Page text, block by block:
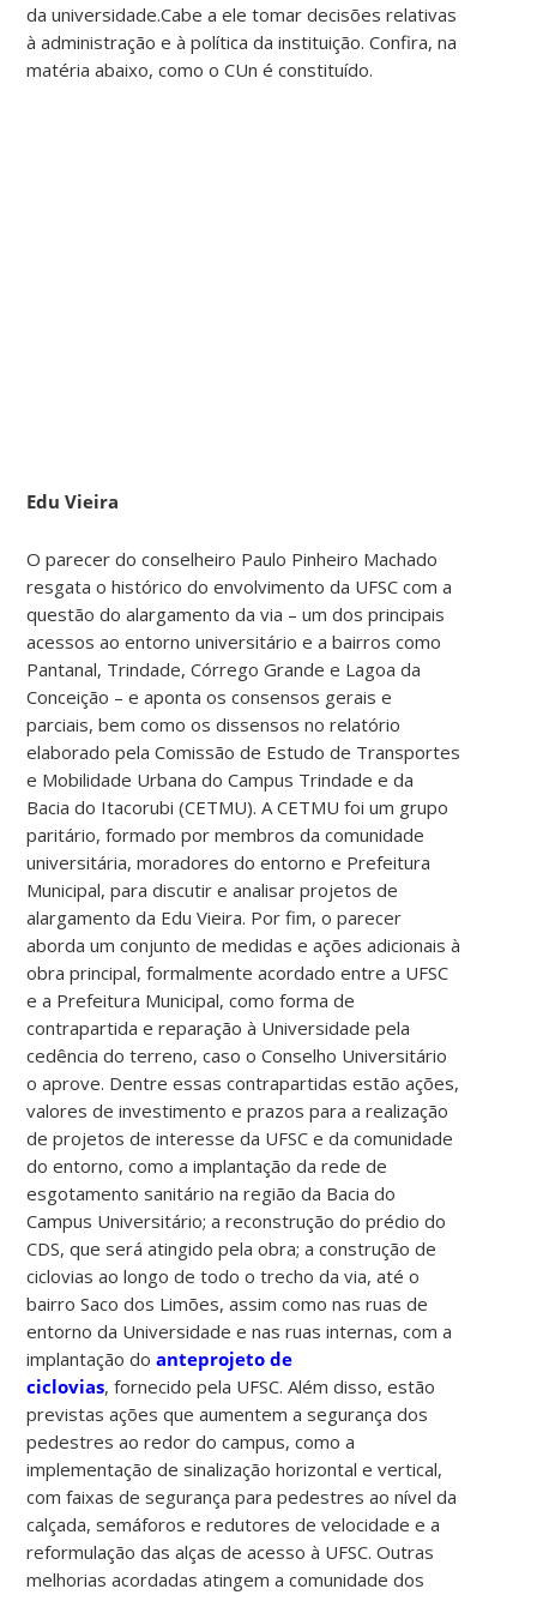
da universidade.Cabe a ele tomar decisões relativas
à administração e à política da instituição. Confira, na
matéria abaixo, como o CUn é constituído.
Edu Vieira
O parecer do conselheiro Paulo Pinheiro Machado
resgata o histórico do envolvimento da UFSC com a
questão do alargamento da via – um dos principais
acessos ao entorno universitário e a bairros como
Pantanal, Trindade, Córrego Grande e Lagoa da
Conceição – e aponta os consensos gerais e
parciais, bem como os dissensos no relatório
elaborado pela Comissão de Estudo de Transportes
e Mobilidade Urbana do Campus Trindade e da
Bacia do Itacorubi (CETMU). A CETMU foi um grupo
paritário, formado por membros da comunidade
universitária, moradores do entorno e Prefeitura
Municipal, para discutir e analisar projetos de
alargamento da Edu Vieira. Por fim, o parecer
aborda um conjunto de medidas e ações adicionais à
obra principal, formalmente acordado entre a UFSC
e a Prefeitura Municipal, como forma de
contrapartida e reparação à Universidade pela
cedência do terreno, caso o Conselho Universitário
o aprove. Dentre essas contrapartidas estão ações,
valores de investimento e prazos para a realização
de projetos de interesse da UFSC e da comunidade
do entorno, como a implantação da rede de
esgotamento sanitário na região da Bacia do
Campus Universitário; a reconstrução do prédio do
CDS, que será atingido pela obra; a construção de
ciclovias ao longo de todo o trecho da via, até o
bairro Saco dos Limões, assim como nas ruas de
entorno da Universidade e nas ruas internas, com a
implantação doanteprojeto de
ciclovias, fornecido pela UFSC. Além disso, estão
previstas ações que aumentem a segurança dos
pedestres ao redor do campus, como a
implementação de sinalização horizontal e vertical,
com faixas de segurança para pedestres ao nível da
calçada, semáforos e redutores de velocidade e a
reformulação das alças de acesso à UFSC. Outras
melhorias acordadas atingem a comunidade dos